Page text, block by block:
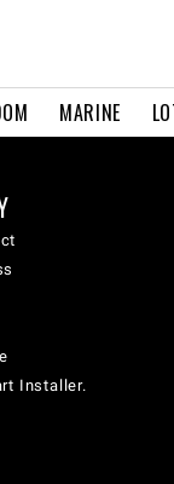
MARINE
Installer.